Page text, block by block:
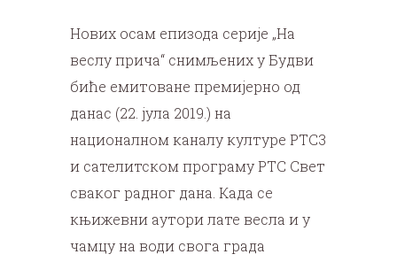
Нових осам епизода серије „На
веслу прича“ снимљених у Будви
биће емитоване премијерно од
данас (22. јула 2019.) на
националном каналу културе РТС3
и сателитском програму РТС Свет
сваког радног дана. Када се
књижевни аутори лате весла и у
чамцу на води свога града